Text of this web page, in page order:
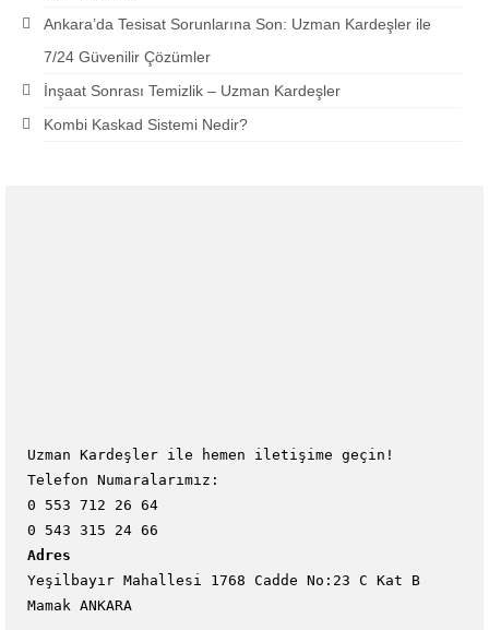
Ankara’da Tesisat Sorunlarına Son: Uzman Kardeşler ile
7/24 Güvenilir Çözümler
İnşaat Sonrası Temizlik – Uzman Kardeşler
Kombi Kaskad Sistemi Nedir?
Uzman Kardeşler ile hemen iletişime geçin!
Telefon Numaralarımız:
0 553 712 26 64
0 543 315 24 66
Adres
Yeşilbayır Mahallesi 1768 Cadde No:23 C Kat B
Mamak ANKARA